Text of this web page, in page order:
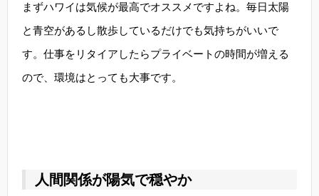
まずハワイは気候が最高でオススメですよね。毎日太陽
と青空があるし散歩しているだけでも気持ちがいいで
す。仕事をリタイアしたらプライベートの時間が増える
ので、環境はとっても大事です。
人間関係が陽気で穏やか